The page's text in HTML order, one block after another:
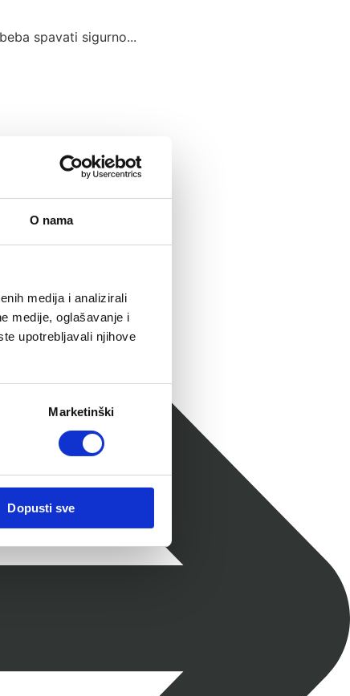
O nama
medija i analizirali
medije, oglašavanje i
upotrebljavali njihove
Marketinški
Dopusti sve
spavati sigurno...